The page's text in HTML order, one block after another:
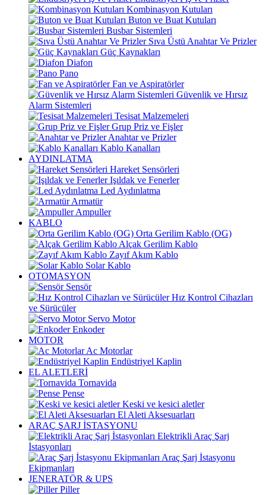
Kombinasyon Kutuları
Buton ve Buat Kutuları
Busbar Sistemleri
Sıva Üstü Anahtar Ve Prizler
Güç Kaynakları
Diafon
Pano
Fan ve Aspiratörler
Güvenlik ve Hırsız
Alarm Sistemleri
Tesisat Malzemeleri
Grup Priz ve Fişler
Anahtar ve Prizler
Kablo Kanalları
AYDINLATMA
Hareket Sensörleri
Işıldak ve Fenerler
Led Aydınlatma
Armatür
Ampuller
KABLO
Orta Gerilim Kablo (OG)
Alçak Gerilim Kablo
Zayıf Akım Kablo
Solar Kablo
OTOMASYON
Sensör
Hız Kontrol Cihazları
ve Sürücüler
Servo Motor
Enkoder
MOTOR
Ac Motorlar
Endüstriyel Kaplin
EL ALETLERİ
Tornavida
Pense
Keski ve kesici aletler
El Aleti Aksesuarları
ARAÇ ŞARJ İSTASYONU
Elektrikli Araç Şarj
İstasyonları
Araç Şarj İstasyonu
Ekipmanları
JENERATÖR & UPS
Piller